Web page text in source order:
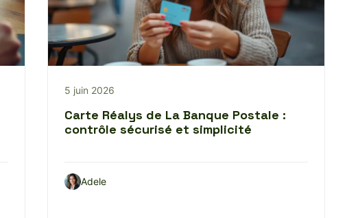
5 juin 2026
Carte Réalys de La Banque Postale :
contrôle sécurisé et simplicité
Adele